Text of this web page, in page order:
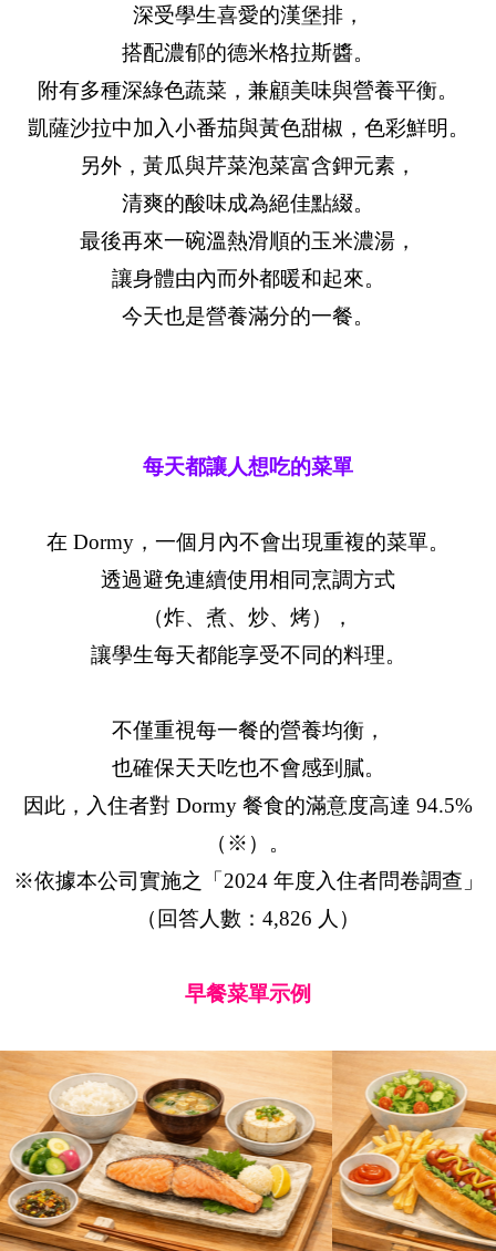
深受學生喜愛的漢堡排，
搭配濃郁的德米格拉斯醬。
附有多種深綠色蔬菜，兼顧美味與營養平衡。
凱薩沙拉中加入小番茄與黃色甜椒，色彩鮮明。
另外，黃瓜與芹菜泡菜富含鉀元素，
清爽的酸味成為絕佳點綴。
最後再來一碗溫熱滑順的玉米濃湯，
讓身體由內而外都暖和起來。
今天也是營養滿分的一餐。
每天都讓人想吃的菜單
在 Dormy，一個月內不會出現重複的菜單。
透過避免連續使用相同烹調方式
（炸、煮、炒、烤），
讓學生每天都能享受不同的料理。
不僅重視每一餐的營養均衡，
也確保天天吃也不會感到膩。
因此，入住者對 Dormy 餐食的滿意度高達 94.5%
（※）。
※依據本公司實施之「2024 年度入住者問卷調查」
（回答人數：4,826 人）
早餐菜單示例